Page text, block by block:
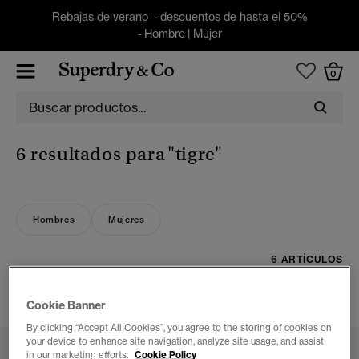
Rebajas de verano - descuentos de hasta el 50%
- Hombre| Mujer
0
6 resultados para"tigre"
Hombres Mujeres
6 ARTÍCULOS
Cookie Banner
By clicking “Accept All Cookies”, you agree to the storing of cookies on
your device to enhance site navigation, analyze site usage, and assist
in our marketing efforts. Cookie Policy